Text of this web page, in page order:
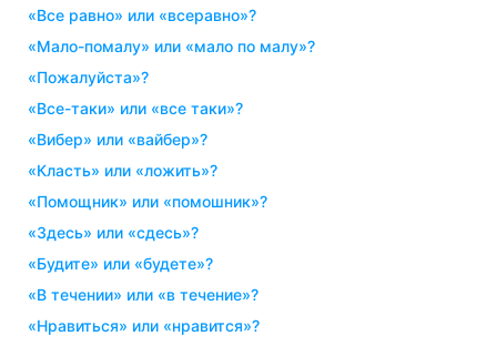
«все равно» или «всеравно»?
«мало-помалу» или «мало по малу»?
«пожалуйста»?
«все-таки» или «все таки»?
«вибер» или «вайбер»?
«класть» или «ложить»?
«помощник» или «помошник»?
«здесь» или «сдесь»?
«будите» или «будете»?
«в течении» или «в течение»?
«нравиться» или «нравится»?